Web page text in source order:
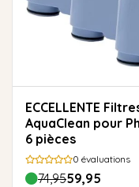
ECCELLENTE Filtres à eau
AquaClean pour
6 pièces
0 évaluations
74,9559,95